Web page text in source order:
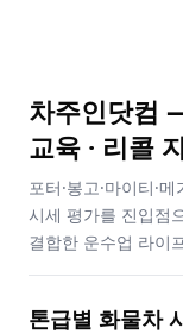
차주인닷컴
교육 · 리콜
포터·봉고·마이티·
시세 평가를 진입점
결합한 운수업 라이
톤급별 화물차